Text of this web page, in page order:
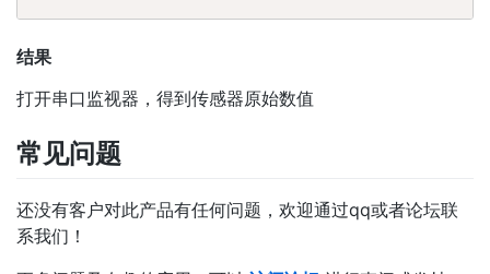
结果
打开串口监视器，得到传感器原始数值
常见问题
还没有客户对此产品有任何问题，欢迎通过qq或者论坛联
系我们！